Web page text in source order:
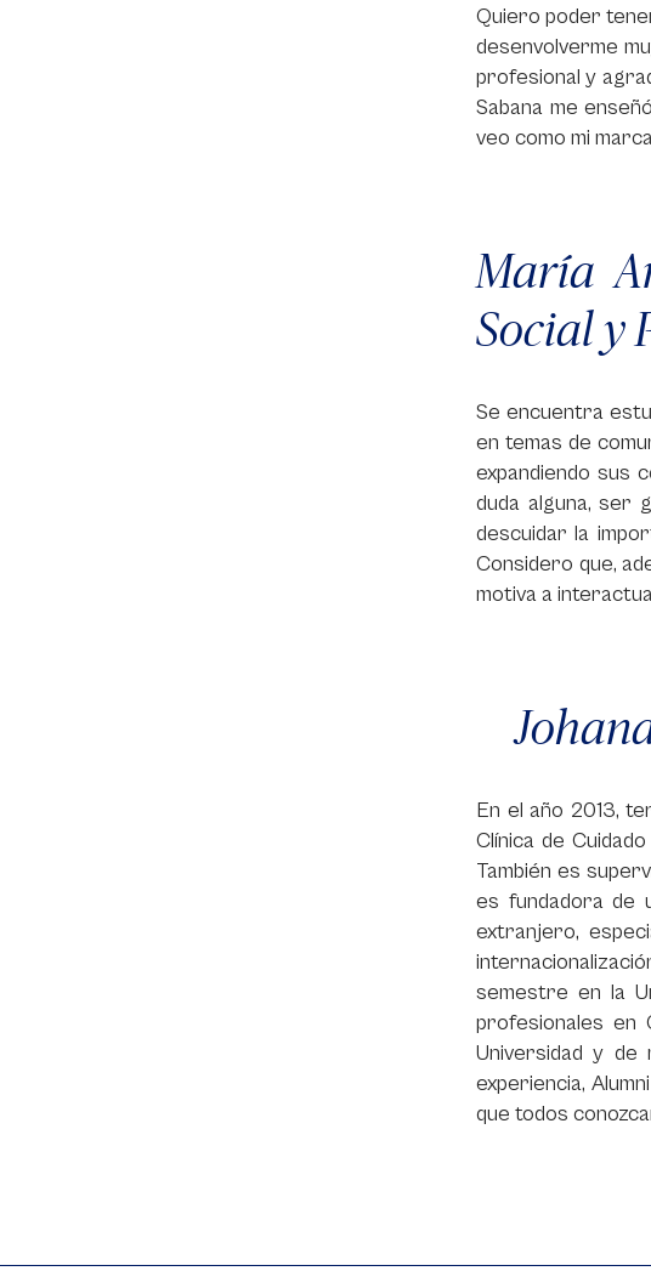
Quiero poder
desenvolverme
profesional y
Sabana me
veo como mi
María
Social y
Se encuentra
en temas de
expandiendo sus
duda alguna, ser
descuidar la
Considero que,
motiva a
En el año 2013,
Clínica de
También es
es fundadora de
extranjero,
semestre en la
profesionales en
Universidad y
experiencia,
que todos